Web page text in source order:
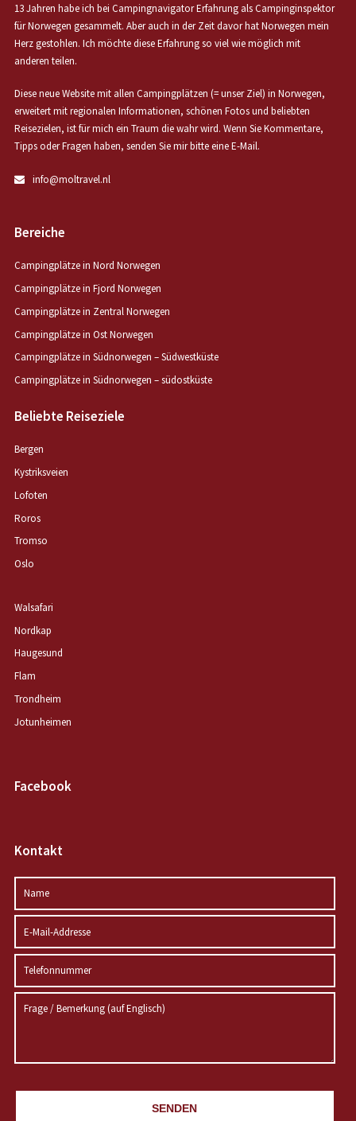
13 Jahren habe ich bei Campingnavigator Erfahrung als Campinginspektor
für Norwegen gesammelt. Aber auch in der Zeit davor hat Norwegen mein
Herz gestohlen. Ich möchte diese Erfahrung so viel wie möglich mit
anderen teilen.
Diese neue Website mit allen Campingplätzen (= unser Ziel) in Norwegen,
erweitert mit regionalen Informationen, schönen Fotos und beliebten
Reisezielen, ist für mich ein Traum die wahr wird. Wenn Sie Kommentare,
Tipps oder Fragen haben, senden Sie mir bitte eine E-Mail.
info@moltravel.nl
Bereiche
Campingplätze in Nord Norwegen
Campingplätze in Fjord Norwegen
Campingplätze in Zentral Norwegen
Campingplätze in Ost Norwegen
Campingplätze in Südnorwegen – Südwestküste
Campingplätze in Südnorwegen – südostküste
Beliebte Reiseziele
Bergen
Kystriksveien
Lofoten
Roros
Tromso
Oslo
Walsafari
Nordkap
Haugesund
Flam
Trondheim
Jotunheimen
Facebook
Kontakt
SENDEN